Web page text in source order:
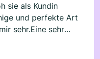
sie als Kundin
und perfekte Art
sehr.Eine sehr